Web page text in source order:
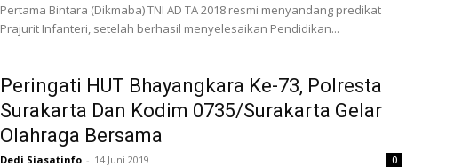
Pertama Bintara (Dikmaba) TNI AD TA 2018 resmi menyandang predikat
Prajurit Infanteri, setelah berhasil menyelesaikan Pendidikan...
Peringati HUT Bhayangkara Ke-73, Polresta
Surakarta Dan Kodim 0735/Surakarta Gelar
Olahraga Bersama
Dedi Siasatinfo - 14 Juni 2019 0